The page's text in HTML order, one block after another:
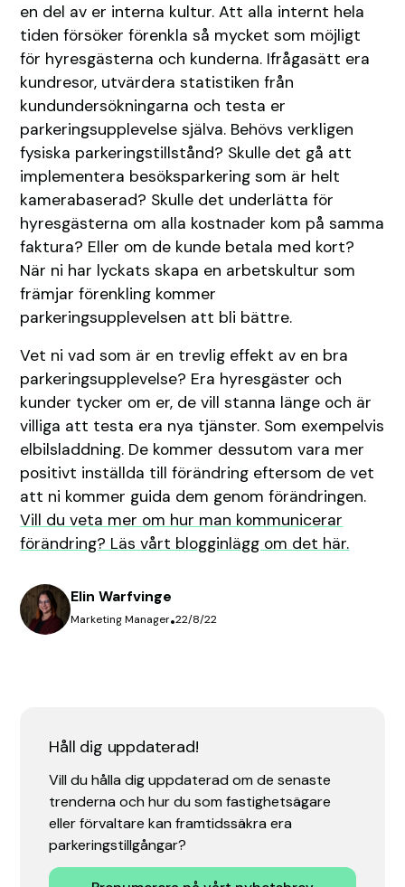
en del av er interna kultur. Att alla internt hela
tiden försöker förenkla så mycket som möjligt
för hyresgästerna och kunderna. Ifrågasätt era
kundresor, utvärdera statistiken från
kundundersökningarna och testa er
parkeringsupplevelse själva. Behövs verkligen
fysiska parkeringstillstånd? Skulle det gå att
implementera besöksparkering som är helt
kamerabaserad? Skulle det underlätta för
hyresgästerna om alla kostnader kom på samma
faktura? Eller om de kunde betala med kort?
När ni har lyckats skapa en arbetskultur som
främjar förenkling kommer
parkeringsupplevelsen att bli bättre.
Vet ni vad som är en trevlig effekt av en bra
parkeringsupplevelse? Era hyresgäster och
kunder tycker om er, de vill stanna länge och är
villiga att testa era nya tjänster. Som exempelvis
elbilsladdning. De kommer dessutom vara mer
positivt inställda till förändring eftersom de vet
att ni kommer guida dem genom förändringen.
Vill du veta mer om hur man kommunicerar
förändring? Läs vårt blogginlägg om det här.
Elin Warfvinge
Marketing Manager•22/8/22
Håll dig uppdaterad!
Vill du hålla dig uppdaterad om de senaste
trenderna och hur du som fastighetsägare
eller förvaltare kan framtidssäkra era
parkeringstillgångar?